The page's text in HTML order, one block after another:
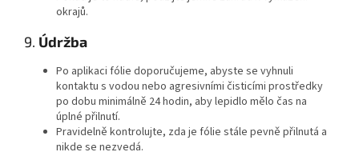
okrajů.
9. Údržba
Po aplikaci fólie doporučujeme, abyste se vyhnuli
kontaktu s vodou nebo agresivními čisticími prostředky
po dobu minimálně 24 hodin, aby lepidlo mělo čas na
úplné přilnutí.
Pravidelně kontrolujte, zda je fólie stále pevně přilnutá a
nikde se nezvedá.